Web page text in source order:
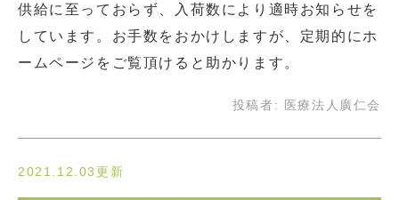
供給に至っておらず、入荷数により適時お知らせを
しています。お手数をおかけしますが、定期的にホ
ームページをご覧頂けると助かります。
投稿者: 医療法人廣仁会
2021.12.03更新